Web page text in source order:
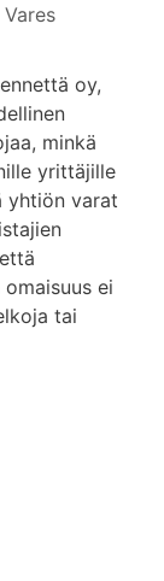
oy,
minkä
yrittäjille
yhtiön varat
ei
tai